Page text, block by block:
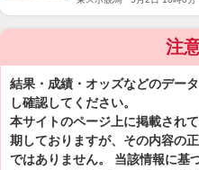
注
結果・成績・オッズなどのデー
し確認してください。
本サイトのページ上に掲載され
期しておりますが、その内容の
ではありません。 当該情報に基